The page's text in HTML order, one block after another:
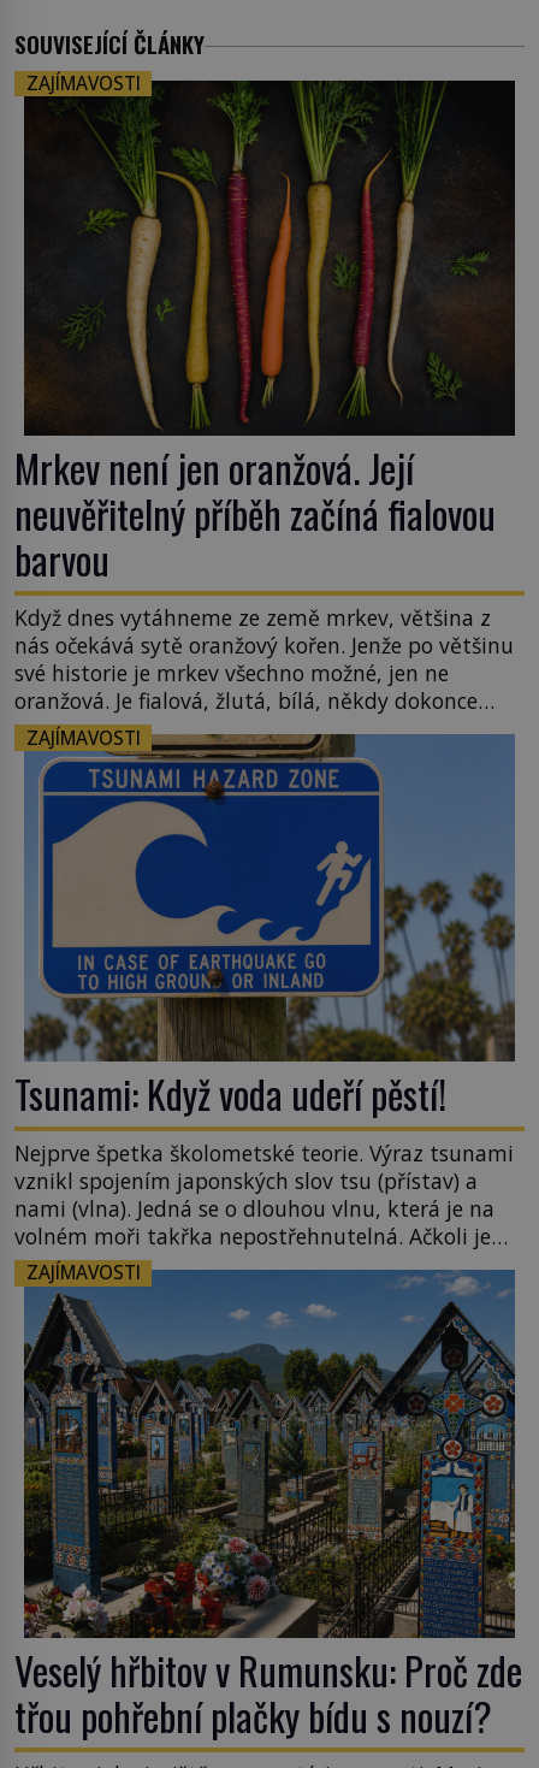
SOUVISEJÍCÍ ČLÁNKY
ZAJÍMAVOSTI
Mrkev není jen oranžová. Její
neuvěřitelný příběh začíná fialovou
barvou
Když dnes vytáhneme ze země mrkev, většina z
nás očekává sytě oranžový kořen. Jenže po většinu
své historie je mrkev všechno možné, jen ne
oranžová. Je fialová, žlutá, bílá, někdy dokonce
téměř černá. Až díky stovkám let pečlivého
šlechtění se z ní stává zelenina, bez které si českou
zahradu ani nedokážeme představit. Její příběh je
ZAJÍMAVOSTI
Tsunami: Když voda udeří pěstí!
Nejprve špetka školometské teorie. Výraz tsunami
vznikl spojením japonských slov tsu (přístav) a
nami (vlna). Jedná se o dlouhou vlnu, která je na
volném moři takřka nepostřehnutelná. Ačkoli je
vlnová délka tsunami i 300 kilometrů, výška vlny
na volném moři je maximálně 1,5 metru. Máme se
podobné obří vlny obávat i v Evropě? Vznik
tsunami si […]
ZAJÍMAVOSTI
Veselý hřbitov v Rumunsku: Proč zde
třou pohřební plačky bídu s nouzí?